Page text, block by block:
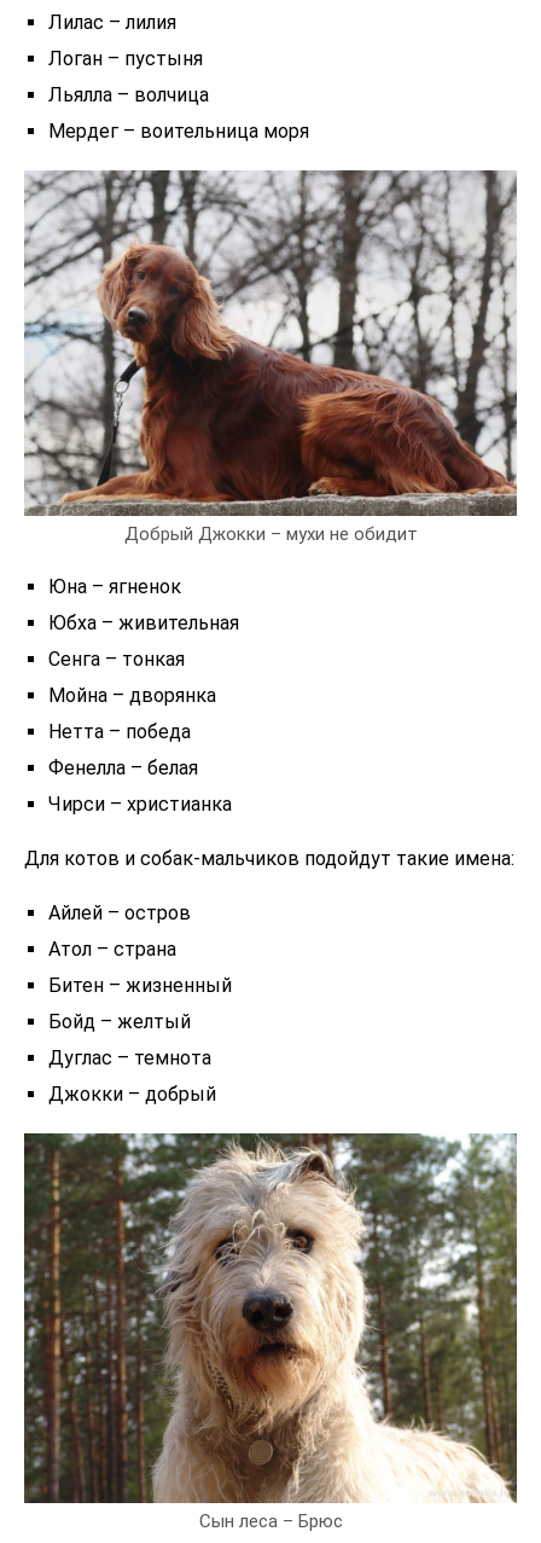
Лилас – лилия
Логан – пустыня
Льялла – волчица
Мердег – воительница моря
Добрый Джокки – мухи не обидит
Юна – ягненок
Юбха – живительная
Сенга – тонкая
Мойна – дворянка
Нетта – победа
Фенелла – белая
Чирси – христианка
Для котов и собак-мальчиков подойдут такие имена:
Айлей – остров
Атол – страна
Битен – жизненный
Бойд – желтый
Дуглас – темнота
Джокки – добрый
Сын леса – Брюс